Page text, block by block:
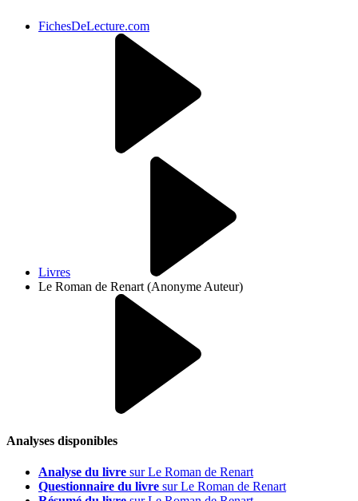
FichesDeLecture.com
Livres
Le Roman de Renart (Anonyme Auteur)
Analyses disponibles
Analyse du livre sur Le Roman de Renart
Questionnaire du livre sur Le Roman de Renart